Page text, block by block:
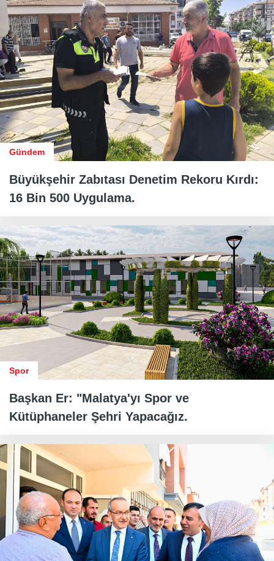
Gündem
Büyükşehir Zabıtası Denetim Rekoru Kırdı:
16 Bin 500 Uygulama.
Spor
Başkan Er: "Malatya'yı Spor ve
Kütüphaneler Şehri Yapacağız.